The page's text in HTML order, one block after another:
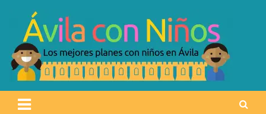
content
Ávila con niños